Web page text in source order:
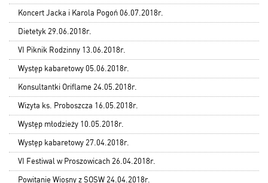
Koncert Jacka i Karola Pogoń 06.07.2018r.
Dietetyk 29.06.2018r.
VI Piknik Rodzinny 13.06.2018r.
Występ kabaretowy 05.06.2018r.
Konsultantki Oriflame 24.05.2018r.
Wizyta ks. Proboszcza 16.05.2018r.
Występ młodzieży 10.05.2018r.
Występ kabaretowy 27.04.2018r.
VI Festiwal w Proszowicach 26.04.2018r.
Powitanie Wiosny z SOSW 24.04.2018r.